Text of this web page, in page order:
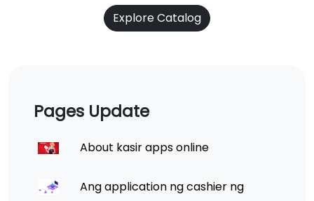
Explore Catalog
Pages Update
About kasir apps online
Ang application ng cashier ng